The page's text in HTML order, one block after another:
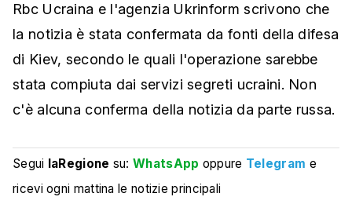
Rbc Ucraina e l'agenzia Ukrinform scrivono che
la notizia è stata confermata da fonti della difesa
di Kiev, secondo le quali l'operazione sarebbe
stata compiuta dai servizi segreti ucraini. Non
c'è alcuna conferma della notizia da parte russa.
Segui laRegione su:WhatsApp oppure Telegram e
ricevi ogni mattina le notizie principali